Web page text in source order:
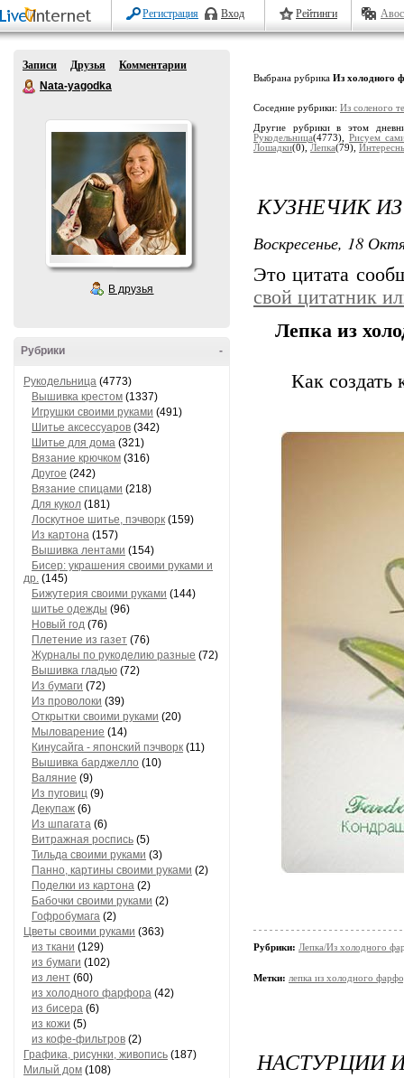
Регистрация Вход Рейтинги
Записи Друзья
Комментарии
Nata-yagodka
В друзья
-
Рубрики
Рукодельница (4773)
Вышивка крестом (1337)
Игрушки своими руками (491)
Шитье аксессуаров (342)
Шитье для дома (321)
Вязание крючком (316)
Другое (242)
Вязание спицами (218)
Для кукол (181)
Лоскутное шитье, пэчворк (159)
Из картона (157)
Вышивка лентами (154)
Бисер: украшения своими руками и
др. (145)
Бижутерия своими руками (144)
шитье одежды (96)
Новый год (76)
Плетение из газет (76)
Журналы по рукоделию разные (72)
Вышивка гладью (72)
Из бумаги (72)
Из проволоки (39)
Открытки своими руками (20)
Мыловарение (14)
Кинусайга - японский пэчворк (11)
Вышивка барджелло (10)
Валяние (9)
Из пуговиц (9)
Декупаж (6)
Из шпагата (6)
Витражная роспись (5)
Тильда своими руками (3)
Панно, картины своими руками (2)
Поделки из картона (2)
Бабочки своими руками (2)
Гофробумага (2)
Цветы своими руками (363)
из ткани (129)
из бумаги (102)
из лент (60)
из холодного фарфора (42)
из бисера (6)
из кожи (5)
из кофе-фильтров (2)
Графика, рисунки, живопись (187)
Милый дом (108)
Выбрана рубрика Из холодного
Соседние рубрики: Из соленого
Другие рубрики в этом
Рукодельница(4773), Рисуем
Лошадки(0), Лепка(79),
КУЗНЕЧИК
Воскресенье, 18
Это цитата
свой цитатник
Лепка из
Как создать
Рубрики: Лепка/Из холодного
Метки: лепка из холодного
НАСТУРЦИИ